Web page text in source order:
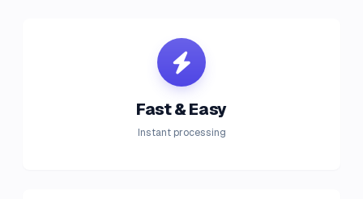
Fast & Easy
Instant processing